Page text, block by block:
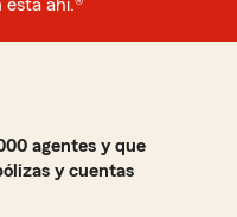
ahí.®
agentes y que
y cuentas